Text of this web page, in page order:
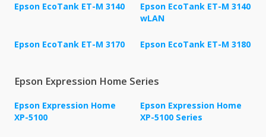
Epson EcoTank ET-M 3140
Epson EcoTank ET-M 3140
wLAN
Epson EcoTank ET-M 3170 Epson EcoTank ET-M 3180
Epson Expression Home Series
Epson Expression Home
XP-5100
Epson Expression Home
XP-5100 Series